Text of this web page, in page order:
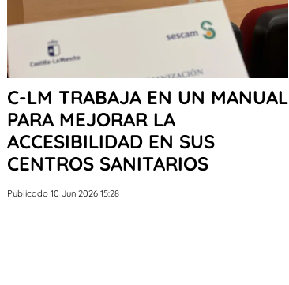
C-LM TRABAJA EN UN MANUAL
PARA MEJORAR LA
ACCESIBILIDAD EN SUS
CENTROS SANITARIOS
Publicado 10 Jun 2026 15:28